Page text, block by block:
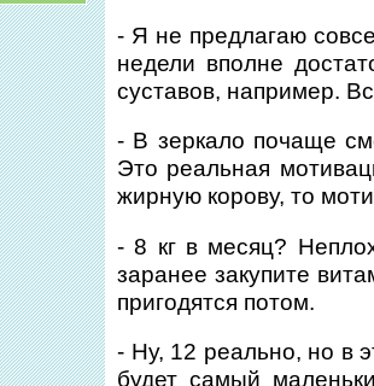
- Я не предлагаю
недели вполне
суставов, например.
- В зеркало почаще
Это реальная
жирную корову, то
- 8 кг в месяц?
заранее закупите
пригодятся потом.
- Ну, 12 реально, но в
будет самый